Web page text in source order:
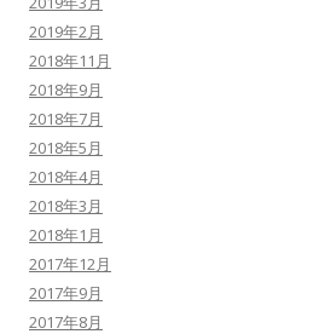
2019年2月
2018年11月
2018年9月
2018年7月
2018年5月
2018年4月
2018年3月
2018年1月
2017年12月
2017年9月
2017年8月